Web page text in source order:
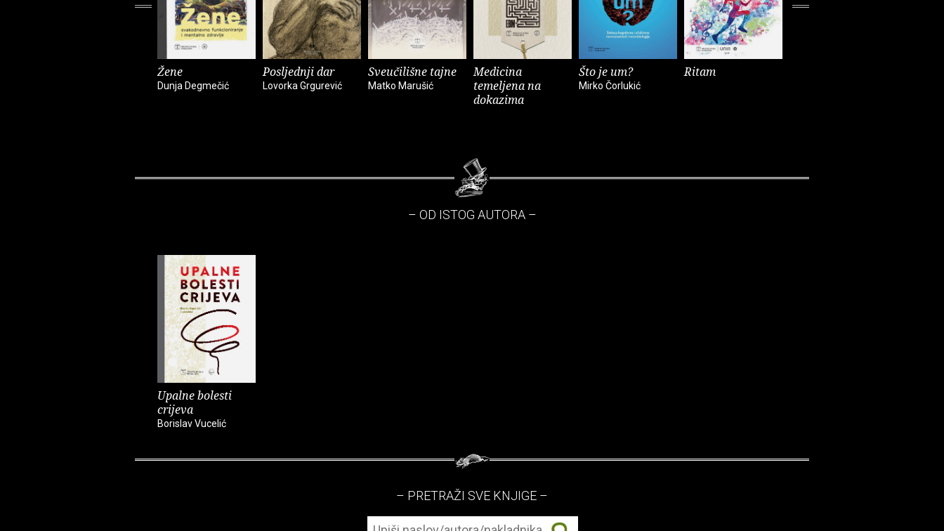
Žene
Dunja Degmečić
Posljednji dar
Lovorka Grgurević
Sveučilišne tajne
Matko Marušić
Medicina
temeljena na
dokazima
Što je um?
Mirko Čorlukić
Ritam
– OD ISTOG AUTORA –
Upalne bolesti
crijeva
Borislav Vucelić
– PRETRAŽI SVE KNJIGE –